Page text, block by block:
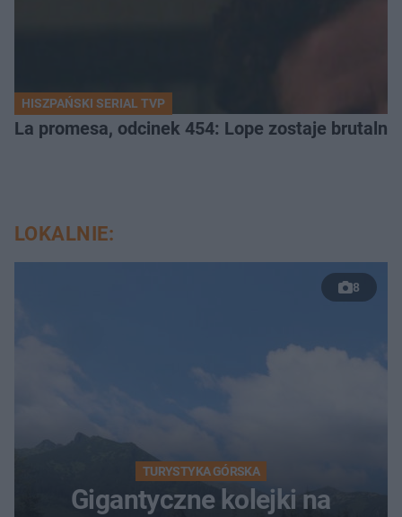
HISZPAŃSKI SERIAL TVP
La promesa, odcinek 454: Lope zostaje
LOKALNIE:
8
TURYSTYKA GÓRSKA
Gigantyczne kolejki na